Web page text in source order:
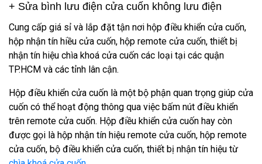
+ Sửa bình lưu điện cửa cuốn không lưu điện
Cung cấp giá sỉ và lắp đặt tận nơi hộp điều khiển cửa cuốn,
hộp nhận tín hiều cửa cuốn, hộp remote cửa cuốn, thiết bị
nhận tín hiệu chìa khoá cửa cuốn các loại tại các quận
TP.HCM và các tỉnh lân cận.
Hộp điều khiển cửa cuốn là một bộ phận quan trọng giúp cửa
cuốn có thể hoạt động thông qua việc bấm nút điều khiển
trên remote cửa cuốn. Hộp điều khiển cửa cuốn hay còn
được gọi là hộp nhận tín hiệu remote cửa cuốn, hộp remote
cửa cuốn, bộ điều khiển cửa cuốn, thiết bị nhận tín hiệu từ